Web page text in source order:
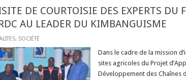
DE COURTOISIE DES EXPERTS DU
AU LEADER DU KIMBANGUISME
, SOCIÉTÉ
Dans le cadre de la mission
sites agricoles du Projet
Développement des Chaînes